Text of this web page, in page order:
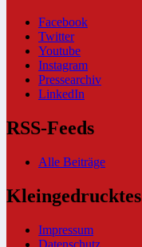
Facebook
Twitter
Youtube
Instagram
Pressearchiv
LinkedIn
RSS-Feeds
Alle Beiträge
Kleingedrucktes
Impressum
Datenschutz